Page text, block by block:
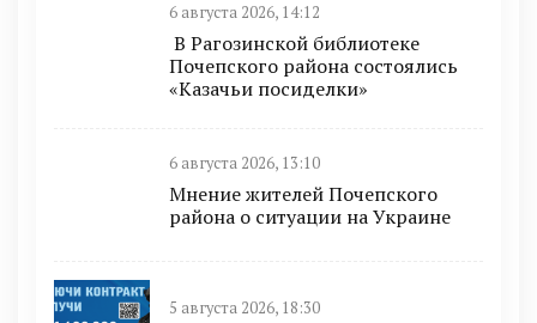
6 августа 2026, 14:12
В Рагозинской библиотеке
Почепского района состоялись
«Казачьи посиделки»
6 августа 2026, 13:10
Мнение жителей Почепского
района о ситуации на Украине
5 августа 2026, 18:30